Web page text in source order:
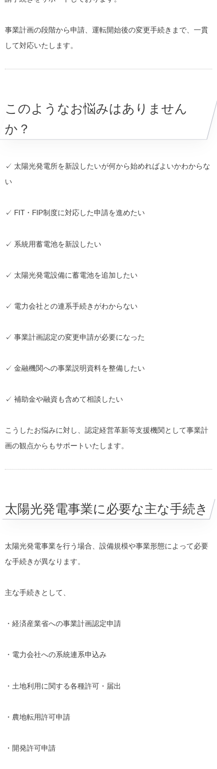
事業計画の段階から申請、運転開始後の変更手続きまで、一貫
して対応いたします。
このようなお悩みはありません
か？
✓ 太陽光発電所を新設したいが何から始めればよいかわからな
い
✓ FIT・FIP制度に対応した申請を進めたい
✓ 系統用蓄電池を新設したい
✓ 太陽光発電設備に蓄電池を追加したい
✓ 電力会社との連系手続きがわからない
✓ 事業計画認定の変更申請が必要になった
✓ 金融機関への事業説明資料を整備したい
✓ 補助金や融資も含めて相談したい
こうしたお悩みに対し、認定経営革新等支援機関として事業計
画の観点からもサポートいたします。
太陽光発電事業に必要な主な手続き
太陽光発電事業を行う場合、設備規模や事業形態によって必要
な手続きが異なります。
主な手続きとして、
・経済産業省への事業計画認定申請
・電力会社への系統連系申込み
・土地利用に関する各種許可・届出
・農地転用許可申請
・開発許可申請